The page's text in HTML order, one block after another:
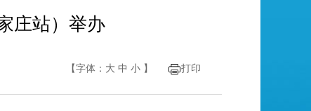
庄站）举办
【字体： 大 中 小 】 打印